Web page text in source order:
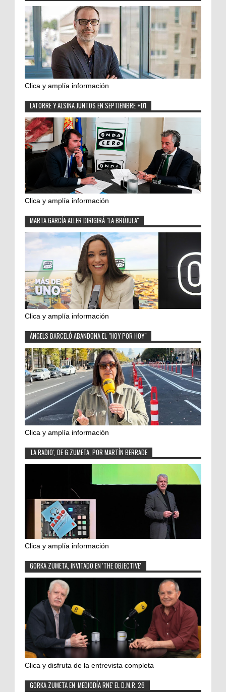
Clica y amplía información
LATORRE Y ALSINA JUNTOS EN SEPTIEMBRE +D1
Clica y amplía información
MARTA GARCÍA ALLER DIRIGIRÁ "LA BRÚJULA"
Clica y amplía información
ÀNGELS BARCELÓ ABANDONA EL "HOY POR HOY"
Clica y amplía información
'LA RADIO', DE G.ZUMETA, POR MARTÍN BERRADE
Clica y amplía información
GORKA ZUMETA, INVITADO EN 'THE OBJECTIVE'
Clica y disfruta de la entrevista completa
GORKA ZUMETA EN 'MEDIODÍA RNE' EL D.M.R.'26